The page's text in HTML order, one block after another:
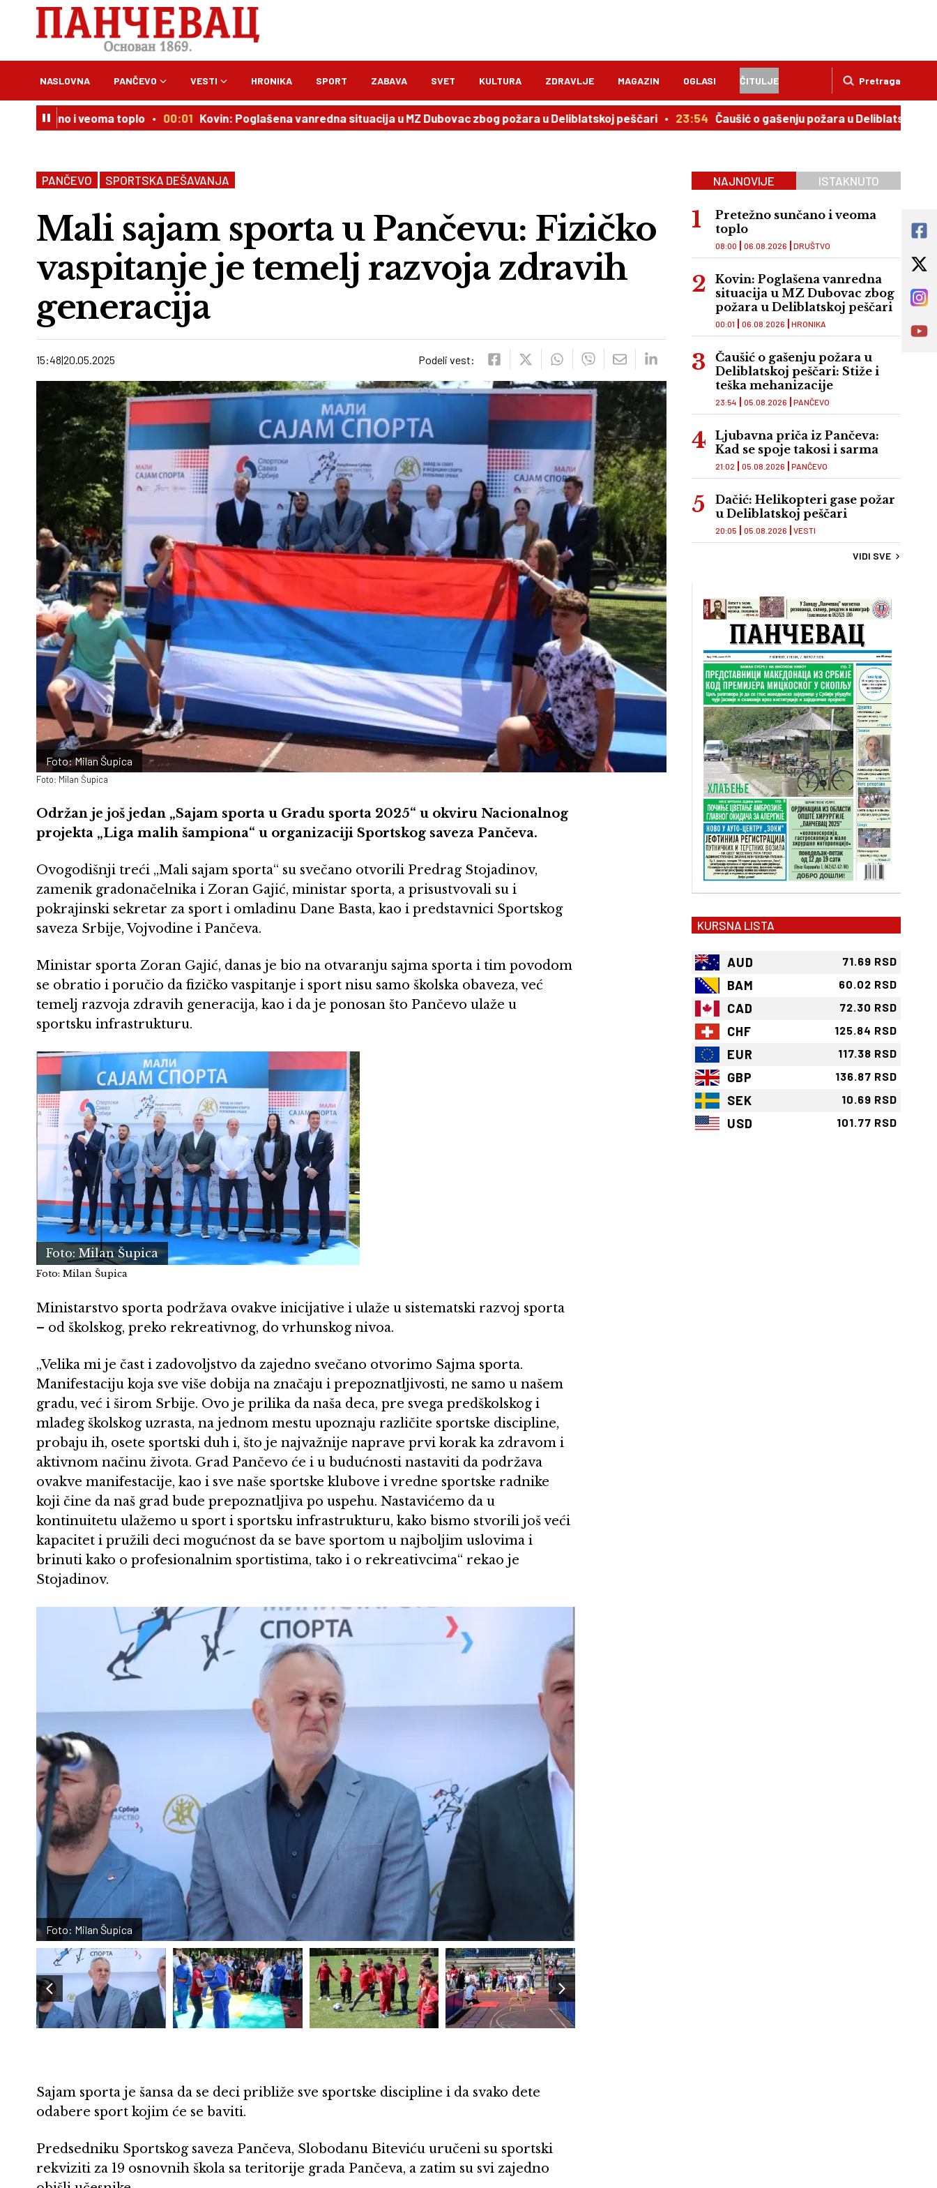
Pretraga
NASLOVNA PANČEVO VESTI HRONIKA SPORT ZABAVA SVET KULTURA ZDRAVLJE MAGAZIN OGLASI ČITULJE
i veoma toplo 00:01 Kovin: Poglašena vanredna situacija u MZ Dubovac zbog požara u Deliblatskoj peščari 23:54 Čaušić o gašenju požara u Deliblatskoj peščari:
PANČEVO SPORTSKA DEŠAVANJA
Mali sajam sporta u Pančevu: Fizičko
vaspitanje je temelj razvoja zdravih
generacija
15:48 20.05.2025 Podeli vest:
Foto: Milan Šupica
Foto: Milan Šupica
Održan je još jedan „Sajam sporta u Gradu sporta 2025“ u okviru Nacionalnog
projekta „Liga malih šampiona“ u organizaciji Sportskog saveza Pančeva.
Ovogodišnji treći „Mali sajam sporta“ su svečano otvorili Predrag Stojadinov,
zamenik gradonačelnika i Zoran Gajić, ministar sporta, a prisustvovali su i
pokrajinski sekretar za sport i omladinu Dane Basta, kao i predstavnici Sportskog
saveza Srbije, Vojvodine i Pančeva.
Ministar sporta Zoran Gajić, danas je bio na otvaranju sajma sporta i tim povodom
se obratio i poručio da fizičko vaspitanje i sport nisu samo školska obaveza, već
temelj razvoja zdravih generacija, kao i da je ponosan što Pančevo ulaže u
sportsku infrastrukturu.
Foto: Milan Šupica
Foto: Milan Šupica
Ministarstvo sporta podržava ovakve inicijative i ulaže u sistematski razvoj sporta
– od školskog, preko rekreativnog, do vrhunskog nivoa.
„Velika mi je čast i zadovoljstvo da zajedno svečano otvorimo Sajma sporta.
Manifestaciju koja sve više dobija na značaju i prepoznatljivosti, ne samo u našem
gradu, već i širom Srbije. Ovo je prilika da naša deca, pre svega predškolskog i
mlađeg školskog uzrasta, na jednom mestu upoznaju različite sportske discipline,
probaju ih, osete sportski duh i, što je najvažnije naprave prvi korak ka zdravom i
aktivnom načinu života. Grad Pančevo će i u budućnosti nastaviti da podržava
ovakve manifestacije, kao i sve naše sportske klubove i vredne sportske radnike
koji čine da naš grad bude prepoznatljiva po uspehu. Nastavićemo da u
kontinuitetu ulažemo u sport i sportsku infrastrukturu, kako bismo stvorili još veći
kapacitet i pružili deci mogućnost da se bave sportom u najboljim uslovima i
brinuti kako o profesionalnim sportistima, tako i o rekreativcima“ rekao je
Stojadinov.
Foto: Milan Šupica
Sajam sporta je šansa da se deci približe sve sportske discipline i da svako dete
odabere sport kojim će se baviti.
Predsedniku Sportskog saveza Pančeva, Slobodanu Biteviću uručeni su sportski
rekviziti za 19 osnovnih škola sa teritorije grada Pančeva, a zatim su svi zajedno
NAJNOVIJE ISTAKNUTO
Pretežno sunčano i veoma
toplo
DRUŠTVO
08:00 06.08.2026
Kovin: Poglašena vanredna
situacija u MZ Dubovac zbog
požara u Deliblatskoj peščari
HRONIKA
00:01 06.08.2026
Čaušić o gašenju požara u
Deliblatskoj peščari: Stiže i
teška mehanizacije
PANČEVO
23:54 05.08.2026
Ljubavna priča iz Pančeva:
Kad se spoje takosi i sarma
PANČEVO
21:02 05.08.2026
Dačić: Helikopteri gase požar
u Deliblatskoj peščari
VESTI
20:05 05.08.2026
VIDI SVE
KURSNA LISTA
AUD 71.69 RSD
BAM 60.02 RSD
CAD 72.30 RSD
CHF 125.84 RSD
EUR 117.38 RSD
GBP 136.87 RSD
SEK 10.69 RSD
USD 101.77 RSD